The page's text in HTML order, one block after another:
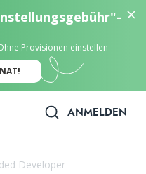
Provisionen einstellen
ANMELDEN
Developer